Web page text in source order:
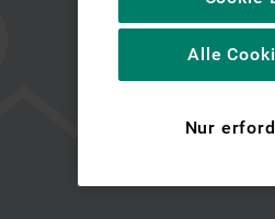
um die
basierend auf Ihrer
personalisieren,
spezifische
Nur
Alle